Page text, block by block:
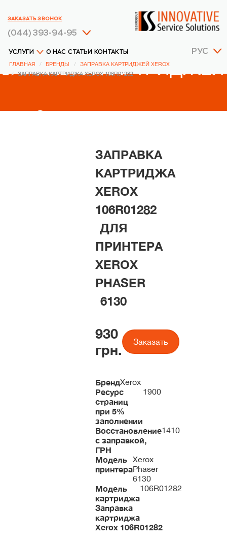
РУС
УСЛУГИ О НАС СТАТЬИ КОНТАКТЫ
(044) 393-94-95
ЗАКАЗАТЬ ЗВОНОК
ГЛАВНАЯ БРЕНДЫ
ЗАПРАВКА КАРТРИДЖЕЙ XEROX
ЗАПРАВКА КАРТРИДЖА XEROX 106R01282
ЗАПРАВКА КАРТРИДЖЕЙ
XEROX
ЗАПРАВКА
КАРТРИДЖА
XEROX
106R01282
ДЛЯ
ПРИНТЕРА
XEROX
PHASER
6130
930
грн.
Заказать
БрендXerox
Ресурс
страниц
при 5%
заполнении
1900
Восстановление
с заправкой,
ГРН
1410
Модель
принтера
Xerox
Phaser
6130
Модель
картриджа
106R01282
Заправка
картриджа
Xerox 106R01282